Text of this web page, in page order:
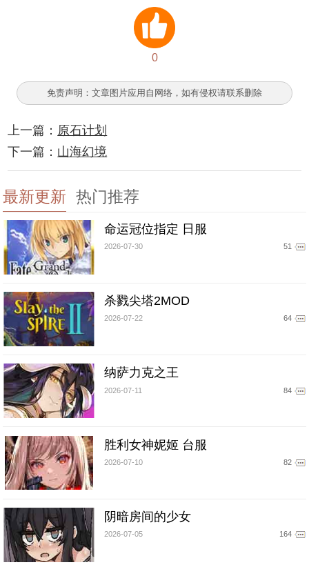
0
免责声明：文章图片应用自网络，如有侵权请联系删除
上一篇： 原石计划
下一篇： 山海幻境
最新更新 热门推荐
命运冠位指定 日服
2026-07-30 51
杀戮尖塔2MOD
2026-07-22 64
纳萨力克之王
2026-07-11 84
胜利女神妮姬 台服
2026-07-10 82
阴暗房间的少女
2026-07-05 164